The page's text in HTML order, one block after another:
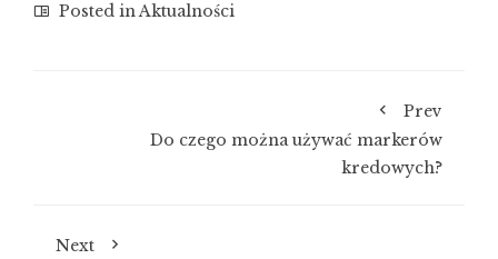
Posted inAktualności
Prev
Do czego można używać markerów
kredowych?
Next